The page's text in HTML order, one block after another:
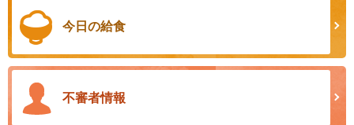
今日の給食
不審者情報